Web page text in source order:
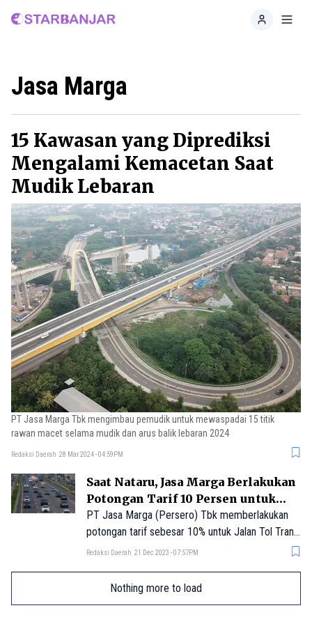
Home
Jasa Marga
15 Kawasan yang Diprediksi
Mengalami Kemacetan Saat
Mudik Lebaran
PT Jasa Marga Tbk mengimbau pemudik untuk mewaspadai 15 titik
rawan macet selama mudik dan arus balik lebaran 2024
Redaksi Daerah 28 Mar 2024 - 04:59PM
Saat Nataru, Jasa Marga Berlakukan
Potongan Tarif 10 Persen untuk
Jalan Tol Trans Jawa Jakarta-
Semarang
PT Jasa Marga (Persero) Tbk memberlakukan
potongan tarif sebesar 10% untuk Jalan Tol Trans
Jawa dari Jakarta menuju Semarang dan
Tahun Baru 2024 (Nataru 2023/2024).
Redaksi Daerah 21 Dec 2023 - 07:57PM
Nothing more to load